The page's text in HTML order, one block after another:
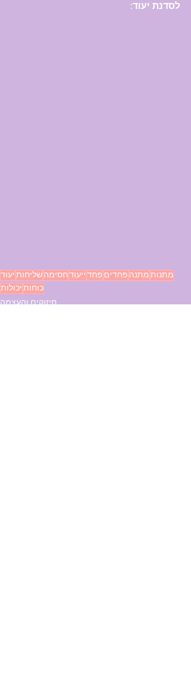
לסדנת יעוד:
יעודשליחותחסימהייעודפחד פחדים מתנהמתנות
יכולותכוחות
חיזוקים והעצמה